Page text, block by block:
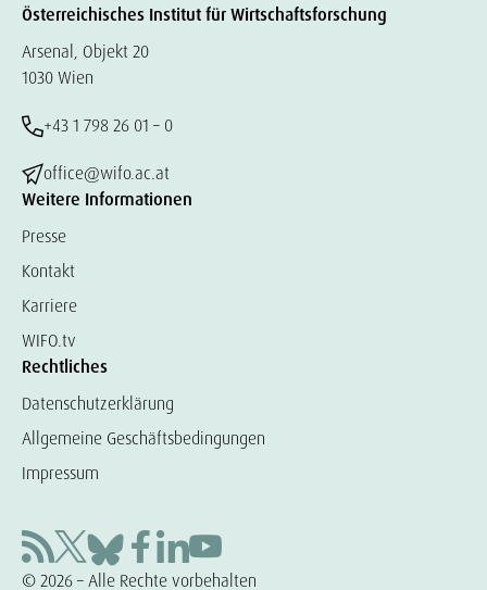
Österreichisches Institut für Wirtschaftsforschung
Arsenal, Objekt 20
1030 Wien
+43 1 798 26 01 – 0
office@wifo.ac.at
Weitere Informationen
Presse
Kontakt
Karriere
WIFO.tv
Rechtliches
Datenschutzerklärung
Allgemeine Geschäftsbedingungen
Impressum
© 2026 – Alle Rechte vorbehalten